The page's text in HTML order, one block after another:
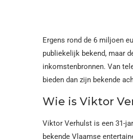
Ergens rond de 6 miljoen
publiekelijk bekend, maar
inkomstenbronnen. Van
bieden dan zijn bekende
Wie is Viktor
Viktor Verhulst is een 31-
bekende Vlaamse